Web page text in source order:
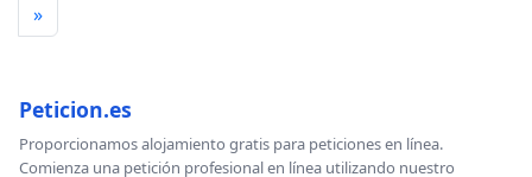
»
Peticion.es
Proporcionamos alojamiento gratis para peticiones en línea.
Comienza una petición profesional en línea utilizando nuestro